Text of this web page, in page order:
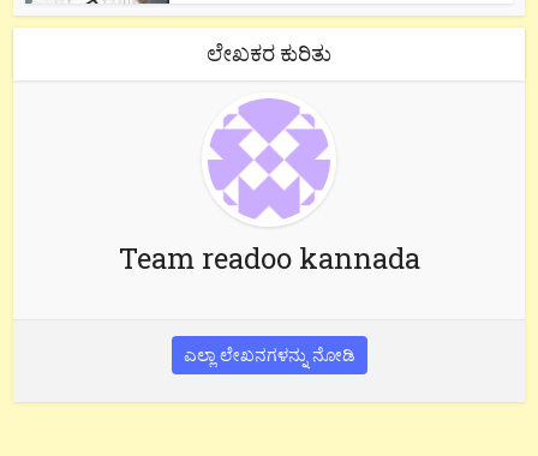
ಲೇಖಕರ ಕುರಿತು
Team readoo kannada
ಎಲ್ಲಾ ಲೇಖನಗಳನ್ನು ನೋಡಿ